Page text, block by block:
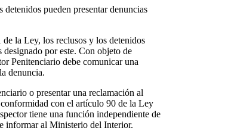
pueden presentar denuncias
la Ley, los reclusos y los detenidos
por este. Con objeto de
Penitenciario debe comunicar una
denuncia.
o presentar una reclamación al
con el artículo 90 de la Ley
tiene una función independiente de
informar al Ministerio del Interior.